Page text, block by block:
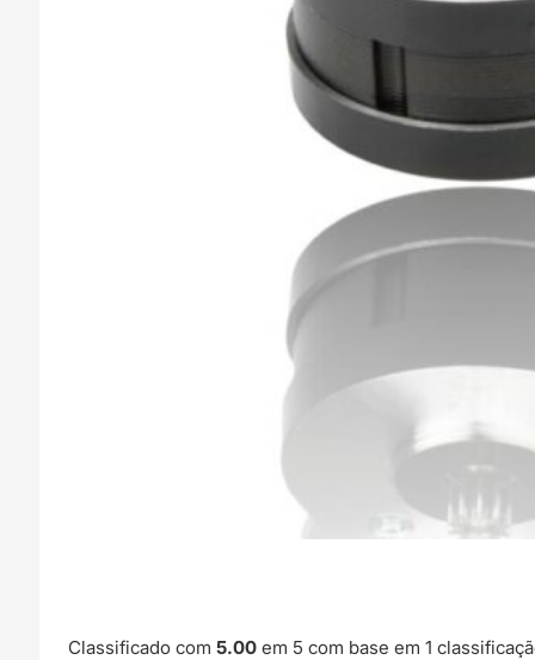
Classificado com5.00 em 5 com base em1